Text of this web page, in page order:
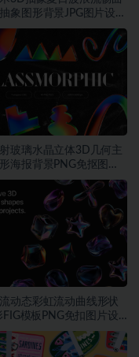
象图形背景JPG图片设计
玻璃水晶立体3D几何主
海报背景PNG免抠图片
流动态彩虹流动曲线形状
FIG模板PNG免扣图片设